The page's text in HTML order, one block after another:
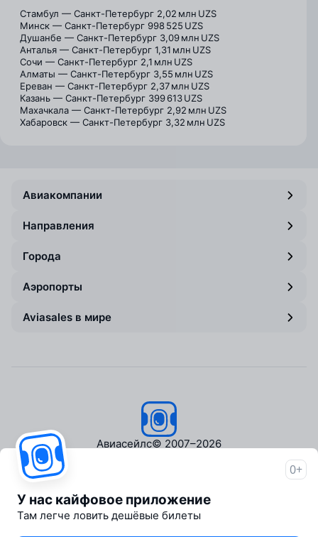
Стамбул — Санкт-Петербург 2,02 млн UZS
Минск — Санкт-Петербург 998 525 UZS
Душанбе — Санкт-Петербург 3,09 млн UZS
Анталья — Санкт-Петербург 1,31 млн UZS
Сочи — Санкт-Петербург 2,1 млн UZS
Алматы — Санкт-Петербург 3,55 млн UZS
Ереван — Санкт-Петербург 2,37 млн UZS
Казань — Санкт-Петербург 399 613 UZS
Махачкала — Санкт-Петербург 2,92 млн UZS
Хабаровск — Санкт-Петербург 3,32 млн UZS
Авиакомпании
Направления
Города
Аэропорты
Aviasales в мире
Авиасейлс© 2007–2026
Пресс‑центр
Travelpayouts
Партнёрская программа
0+
У нас кайфовое приложение
Там легче ловить дешёвые билеты